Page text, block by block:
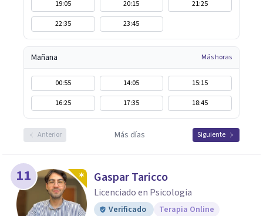
19:05 20:15
21:25
22:35
23:45
Mañana Más horas
00:55 14:05
15:15
16:25
17:35 18:45
Anterior Más días Siguiente
11 Gaspar Taricco
Licenciado en Psicologia
Verificado Terapia Online